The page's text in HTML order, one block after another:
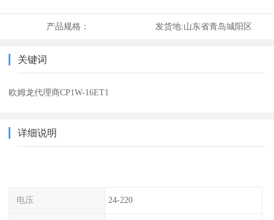
产品规格： 发货地:山东省青岛城阳区
关键词
欧姆龙代理商CP1W-16ET1
详细说明
电压 24-220